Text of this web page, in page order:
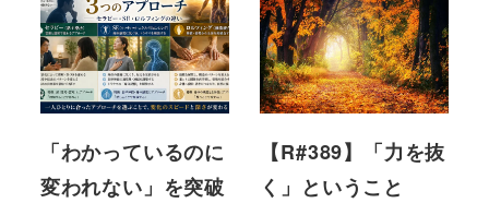
「わかっているのに
変われない」を突破
【R#389】「力を抜
く」ということ